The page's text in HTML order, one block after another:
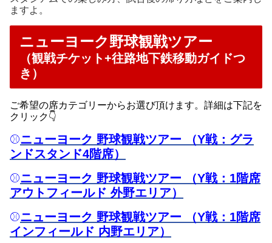
ますよ。
ニューヨーク野球観戦ツアー
（観戦チケット+往路地下鉄移動ガイドつ
き）
ご希望の席カテゴリーからお選び頂けます。詳細は下記を
クリック👇
⚾ニューヨーク 野球観戦ツアー （Y戦：グラ
ンドスタンド4階席）
⚾ニューヨーク 野球観戦ツアー （Y戦：1階席
アウトフィールド 外野エリア）
⚾ニューヨーク 野球観戦ツアー （Y戦：1階席
インフィールド 内野エリア）